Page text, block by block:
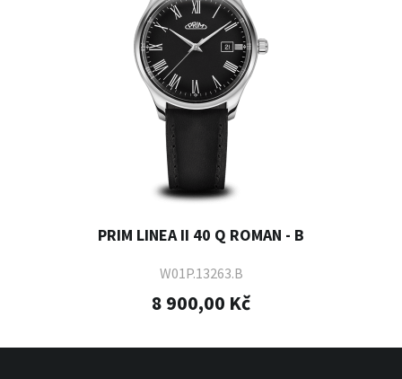
PRIM LINEA II 40 Q ROMAN - B
W01P.13263.B
8 900,00 Kč